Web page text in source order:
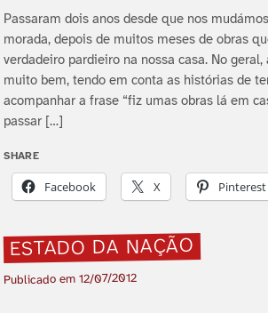
Passaram dois anos desde que nos
morada, depois de muitos meses de obras
verdadeiro pardieiro na nossa casa. No geral,
muito bem, tendo em conta as histórias de
acompanhar a frase “fiz umas obras lá em
passar […]
SHARE
Facebook X Pinterest
ESTADO DA NAÇÃO
Publicado em12/07/2012